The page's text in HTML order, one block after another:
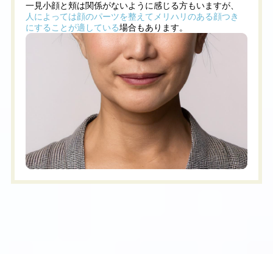
一見小顔と頬は関係がないように感じる方もいますが、
人によっては顔のパーツを整えてメリハリのある顔つき
にすることが適している場合もあります。